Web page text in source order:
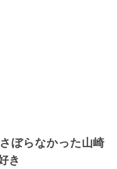
ぼらなかった山崎
き